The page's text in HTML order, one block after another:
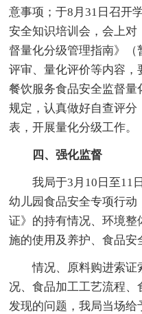
意事项；于8月31日召开
安全知识培训会，会上
督量化分级管理指南》
评审、量化评价等内容
餐饮服务食品安全监督
规定，认真做好自查评
表，开展量化分级工作。
四、强化监督
我局于3月10日至11日
幼儿园食品安全专项行
证》的持有情况、环境
施的使用及养护、食品
情况、原料购进索证
况、食品加工工艺流程
发现的问题，我局当场